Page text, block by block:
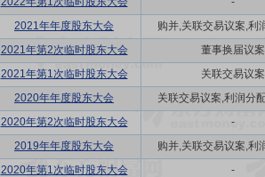
2021年年度股东大会
购并,关联交易议案,利
2021年第2次临时股东大会
董事换届议案
2021年第1次临时股东大会
关联交易议案
2020年年度股东大会
关联交易议案,利润分
2020年第2次临时股东大会
-
2019年年度股东大会
购并,关联交易议案,利
2020年第1次临时股东大会
-